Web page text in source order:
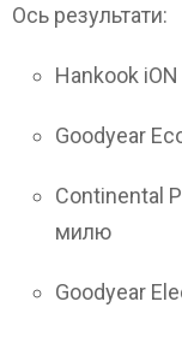
Ось результати:
Hankook
Goodyear
Continental
милю
Goodyear